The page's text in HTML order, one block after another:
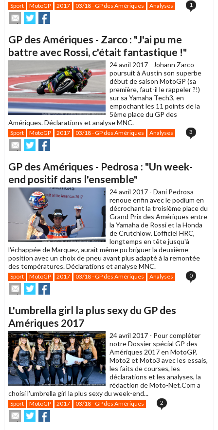
Sport MotoGP 2017 03/18 - GP des Amériques Analyses 1
Envoyer
cet
à
un
ami
Partager
sur
sur
GP des Amériques - Zarco : "J'ai pu me
battre avec Rossi, c'était fantastique !"
24 avril 2017 - Johann Zarco
poursuit à Austin son superbe
début de saison MotoGP (sa
première, faut-il le rappeler ?!)
sur sa Yamaha Tech3, en
empochant les 11 points de la
5ème place du GP des
Amériques. Déclarations et analyse MNC.
Sport MotoGP 2017 03/18 - GP des Amériques Analyses 3
Envoyer
cet
à
un
ami
Partager
sur
sur
GP des Amériques - Pedrosa : "Un week-
end positif dans l'ensemble"
24 avril 2017 - Dani Pedrosa
renoue enfin avec le podium en
décrochant la troisième place du
Grand Prix des Amériques entre
la Yamaha de Rossi et la Honda
de Crutchlow. L'officiel HRC,
longtemps en tête jusqu'à
l'échappée de Marquez, aurait même pu briguer la deuxième
position avec un choix de pneu avant plus adapté à la remontée
des températures. Déclarations et analyse MNC.
Sport MotoGP 2017 03/18 - GP des Amériques Analyses 0
Envoyer
cet
à
un
ami
Partager
sur
sur
L'umbrella girl la plus sexy du GP des
Amériques 2017
24 avril 2017 - Pour compléter
notre Dossier spécial GP des
Amériques 2017 en MotoGP,
Moto2 et Moto3 avec les essais,
les faits de courses, les
déclarations et les analyses, la
rédaction de Moto-Net.Com a
choisi l'umbrella girl la plus sexy du week-end...
Sport MotoGP 2017 03/18 - GP des Amériques 2
Envoyer
cet
Partager
sur
sur